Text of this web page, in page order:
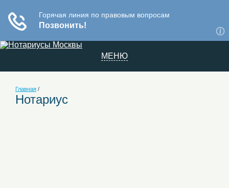
МЕНЮ
Главная /
Нотариус